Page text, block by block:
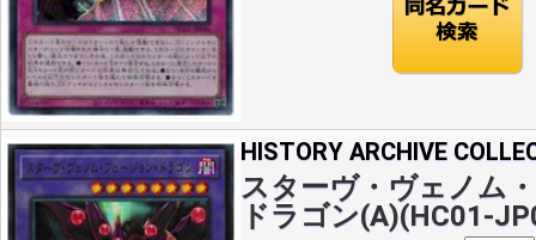
HISTORY ARCHIVE
スターヴ・ヴェノム
ドラゴン(A)(HC01-